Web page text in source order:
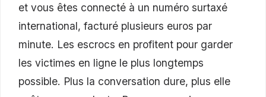
et vous êtes connecté à un numéro surtaxé
international, facturé plusieurs euros par
minute. Les escrocs en profitent pour garder
les victimes en ligne le plus longtemps
possible. Plus la conversation dure, plus elle